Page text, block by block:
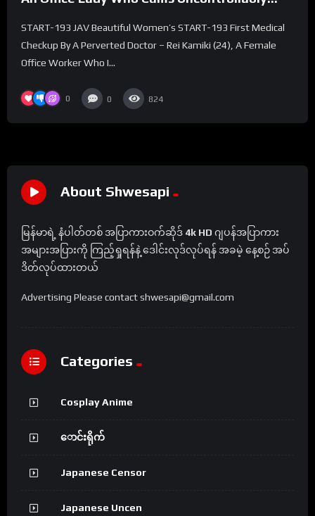
Examination – Rei Kamiki
START-193 JAV Beautiful Women’s START-193 First Medical
Checkup By A Perverted Doctor – Rei Kamiki (24), A Female
Office Worker Who I...
0 0 824
About Shwesapi
မြန်မာရဲ့ နံပါတ်တစ် အပြာကားဝက်ဆိုဒ် 4k HD ဂျပန်အပြာကား
အများအပြားကို ကြည့်ရှုရန်နဲ့ ဒေါင်းလုဒ်လုပ်ရန် အခမဲ့ နေ့စဉ် အပ်
ဒိတ်လုပ်ထားတယ်
Advertising Please contact shwesapi@gmail.com
Categories
Cosplay Anime
ောင်းရိုက်
Japanese Censor
Japanese Uncen